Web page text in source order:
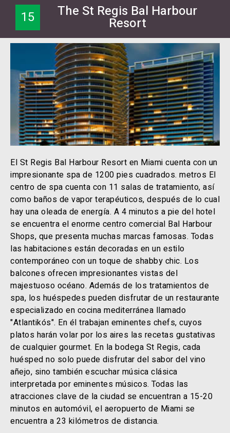
15 The St Regis Bal Harbour
Resort
El St Regis Bal Harbour Resort en Miami cuenta con un
impresionante spa de 1200 pies cuadrados. metros El
centro de spa cuenta con 11 salas de tratamiento, así
como baños de vapor terapéuticos, después de lo cual
hay una oleada de energía. A 4 minutos a pie del hotel
se encuentra el enorme centro comercial Bal Harbour
Shops, que presenta muchas marcas famosas. Todas
las habitaciones están decoradas en un estilo
contemporáneo con un toque de shabby chic. Los
balcones ofrecen impresionantes vistas del
majestuoso océano. Además de los tratamientos de
spa, los huéspedes pueden disfrutar de un restaurante
especializado en cocina mediterránea llamado
"Atlantikós". En él trabajan eminentes chefs, cuyos
platos harán volar por los aires las recetas gustativas
de cualquier gourmet. En la bodega St Regis, cada
huésped no solo puede disfrutar del sabor del vino
añejo, sino también escuchar música clásica
interpretada por eminentes músicos. Todas las
atracciones clave de la ciudad se encuentran a 15-20
minutos en automóvil, el aeropuerto de Miami se
encuentra a 23 kilómetros de distancia.